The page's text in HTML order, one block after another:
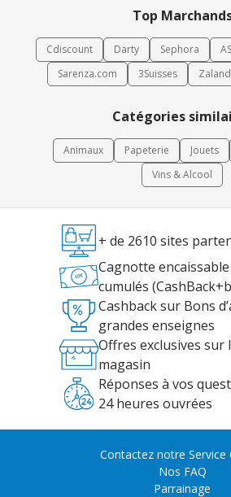
d'une même marque partenaire, elles
réduction sur les produits les plus chers
cadeau de naissance, en perspective. Et
ligne Houra vit bien son époque, elle est
l'application gratuite iPhone. Vous faites
vous vous trouvez et à tout moment de la
remises
Top
Cdiscount Darty Sephora
Sarenza.com
3Suisses
Catégories
Animaux Papeterie Jouets
Vins & Alcool
+ de 2610 sites
Cagnotte
cumulés
Cashback sur Bons
grandes enseignes
Offres exclusives sur
magasin
Réponses à vos
24 heures ouvrées
Contactez notre Service
Nos FAQ
Parrainage